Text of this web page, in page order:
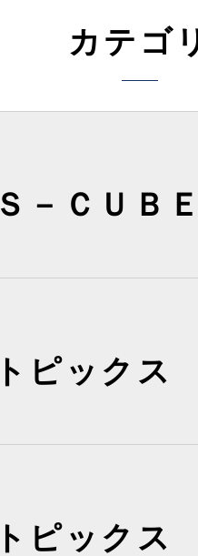
カテゴ
Ｓ－ＣＵＢ
トピックス
トピックス